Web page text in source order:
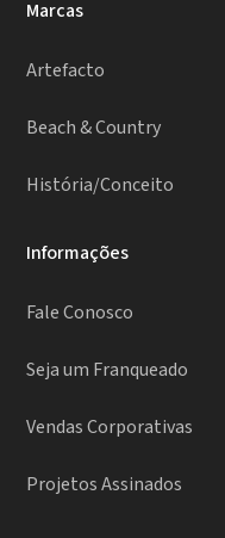
Marcas
Artefacto
Beach & Country
História/Conceito
Informações
Fale Conosco
Seja um Franqueado
Vendas Corporativas
Projetos Assinados